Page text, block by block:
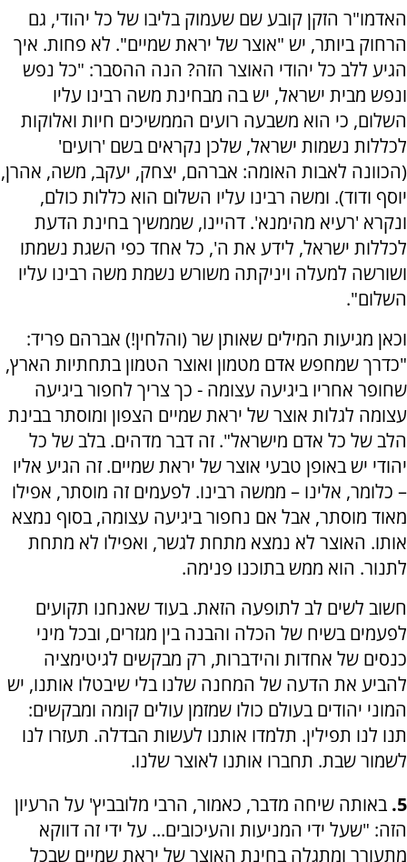
האדמו"ר הזקן קובע שם שעמוק בליבו של כל יהודי, גם
הרחוק ביותר, יש "אוצר של יראת שמיים". לא פחות. איך
הגיע ללב כל יהודי האוצר הזה? הנה ההסבר: "כל נפש
ונפש מבית ישראל, יש בה מבחינת משה רבינו עליו
השלום, כי הוא משבעה רועים הממשיכים חיות ואלוקות
לכללות נשמות ישראל, שלכן נקראים בשם 'רועים'
(הכוונה לאבות האומה: אברהם, יצחק, יעקב, משה, אהרן,
יוסף ודוד). ומשה רבינו עליו השלום הוא כללות כולם,
ונקרא 'רעיא מהימנא'. דהיינו, שממשיך בחינת הדעת
לכללות ישראל, לידע את ה', כל אחד כפי השגת נשמתו
ושורשה למעלה ויניקתה משורש נשמת משה רבינו עליו
השלום".
וכאן מגיעות המילים שאותן שר (והלחין!) אברהם פריד:
"כדרך שמחפש אדם מטמון ואוצר הטמון בתחתיות הארץ,
שחופר אחריו ביגיעה עצומה - כך צריך לחפור ביגיעה
עצומה לגלות אוצר של יראת שמיים הצפון ומוסתר בבינת
הלב של כל אדם מישראל". זה דבר מדהים. בלב של כל
יהודי יש באופן טבעי אוצר של יראת שמיים. זה הגיע אליו
– כלומר, אלינו – ממשה רבינו. לפעמים זה מוסתר, אפילו
מאוד מוסתר, אבל אם נחפור ביגיעה עצומה, בסוף נמצא
אותו. האוצר לא נמצא מתחת לגשר, ואפילו לא מתחת
לתנור. הוא ממש בתוכנו פנימה.
חשוב לשים לב לתופעה הזאת. בעוד שאנחנו תקועים
לפעמים בשיח של הכלה והבנה בין מגזרים, ובכל מיני
כנסים של אחדות והידברות, רק מבקשים לגיטימציה
להביע את הדעה של המחנה שלנו בלי שיבטלו אותנו, יש
המוני יהודים בעולם כולו שמזמן עולים קומה ומבקשים:
תנו לנו תפילין. תלמדו אותנו לעשות הבדלה. תעזרו לנו
לשמור שבת. תחברו אותנו לאוצר שלנו.
5. באותה שיחה מדבר, כאמור, הרבי מלובביץ' על הרעיון
הזה: "שעל ידי המניעות והעיכובים... על ידי זה דווקא
מתעורר ומתגלה בחינת האוצר של יראת שמיים שבכל